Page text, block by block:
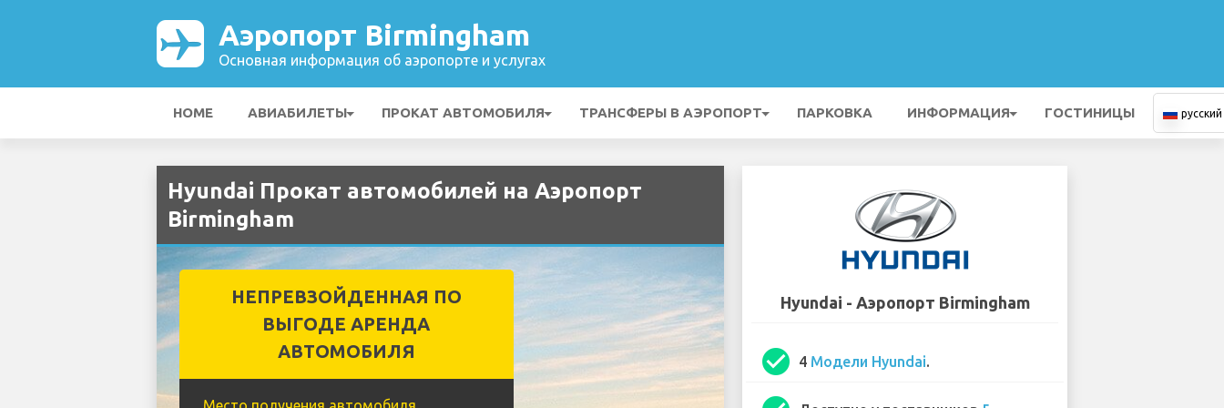
Аэропорт Birmingham
Основная информация об аэропорте и услугах
HOME АВИАБИЛЕТЫ ПРОКАТ АВТОМОБИЛЯ ТРАНСФЕРЫ В АЭРОПОРТ ПАРКОВКА ИНФОРМАЦИЯ ГОСТИНИЦЫ русский
Hyundai Прокат автомобилей на Аэропорт
Birmingham
НЕПРЕВЗОЙДЕННАЯ ПО
ВЫГОДЕ АРЕНДА
АВТОМОБИЛЯ
Hyundai - Аэропорт Birmingham
check_circle 4 Модели Hyundai.